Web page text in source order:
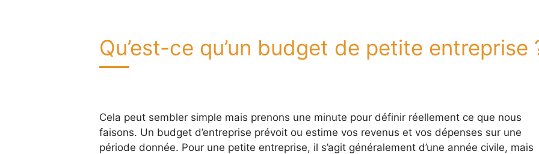
Qu’est-ce qu’un budget de petite entreprise
Cela peut sembler simple mais prenons une minute pour définir réellement ce que nous
faisons. Un budget d’entreprise prévoit ou estime vos revenus et vos dépenses sur une
période donnée. Pour une petite entreprise, il s’agit généralement d’une année civile, mais